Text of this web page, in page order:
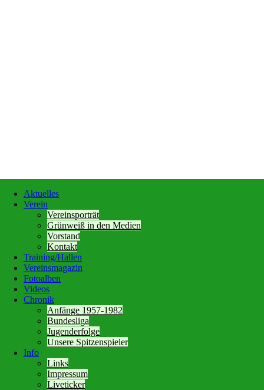
Aktuelles
Verein
Vereinsporträt
Grünweiß in den Medien
Vorstand
Kontakt
Training/Hallen
Vereinsmagazin
Fotoalben
Videos
Chronik
Anfänge 1957-1982
Bundesliga
Jugenderfolge
Unsere Spitzenspieler
Info
Links
Impressum
Liveticker